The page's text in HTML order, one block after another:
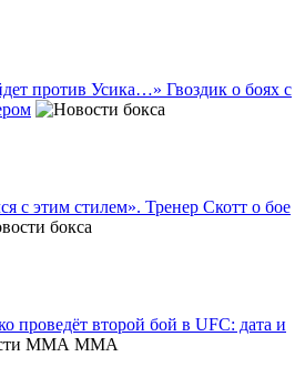
против Усика…» Гвоздик о боях с
с этим стилем». Тренер Скотт о бое
проведёт второй бой в UFC: дата и
MMA